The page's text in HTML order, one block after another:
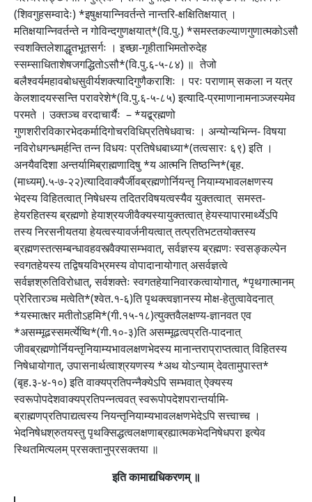
(शिवगुहसम्वादेः) *इषुक्षयान्निवर्तन्ते नान्तरि-क्षक्षितिक्षयात् ।
मतिक्षयान्निवर्तन्ते न गोविन्दगुणक्षयात्*(वि.पु.) *समस्तकल्याणगुणात्मकोऽसौ
स्वशक्तिलेशाद्धृतभूतसर्गः । इच्छा-गृहीताभिमतोरुदेह
स्सम्साधिताशेषजगद्धितोऽसौ*(वि.पु.६-५-८४) ॥ तेजो
बलैश्वर्यमहावबोधसुवीर्यशक्त्यादिगुणैकराशिः । परः पराणाम् सकला न यत्र
केलशादयस्सन्ति परावरेशे*(वि.पु.६-५-८५) इत्यादि-प्रमाणानामनाञ्जस्यमेव
परमते । उक्तञ्च वरदाचार्यैः – *यद्ब्रह्मणो
गुणशरीरविकारभेदकर्मादिगोचरविधिप्रतिषेधवाचः । अन्योन्यभिन्न- विषया
नविरोधगन्धमर्हन्ति तन्न विधयः प्रतिषेधबाध्या*(तत्वसारः ६९) इति ।
अनयैवदिशा अन्तर्यामिब्राह्मणादिषु *य आत्मनि तिष्ठन्नि*(बृह.
(माध्यम्).५-७-२२)त्यादिवाक्यैर्जीवब्रह्मणोर्नियन्तृ नियाम्यभावलक्षणस्य
भेदस्य विहितत्वात् निषेधस्य तदितरविषयत्वस्यैव युक्तत्वात् समस्त-
हेयरहितस्य ब्रह्मणो हेयाश्रयजीवैक्यस्यायुक्तत्वात् हेयस्यापारमार्थ्येऽपि
तस्य निरसनीयतया हेयत्वस्यावर्जनीयत्वात् तत्प्रतिभटतयोक्तस्य
ब्रह्मणस्तत्सम्बन्धावहवस्त्वैक्यासम्भवात्, सर्वज्ञस्य ब्रह्मणः स्वसङ्कल्पेन
स्वगतहेयस्य तद्विषयविभ्रमस्य वोपादानायोगात् असर्वज्ञत्वे
सर्वज्ञश्रुतिविरोधात्, सर्वशक्तेः स्वगतहेयानिवारकत्वायोगात्, *पृथगात्मानम्
प्रेरितारञ्च मत्वेति*(श्वेत.१-६)ति पृथक्त्वज्ञानस्य मोक्ष-हेतुत्वावेदनात्
*यस्मात्क्षर मतीतोऽहमि*(गी.१५-१८)त्युक्तवैलक्षण्य-ज्ञानवत एव
*असम्मूढस्समर्त्येष्वि*(गी.१०-३)ति असम्मूढत्वप्रति-पादनात्
जीवब्रह्मणोर्नियन्तृनियाम्यभावलक्षणभेदस्य मानान्तराप्राप्तत्वात् विहितस्य
निषेधायोगात्, उपासनार्थत्वाश्रयणस्य *अथ योऽन्याम् देवतामुपास्त*
(बृह.३-४-१०) इति वाक्यप्रतिपन्नैक्येऽपि सम्भवात् ऐक्यस्य
स्वरूपोपदेशवाक्यप्रतिपन्नत्ववत् स्वरूपोपदेशपरान्तर्यामि-
ब्राह्मणप्रतिपाद्यत्वस्य नियन्तृनियाम्यभावलक्षणभेदेऽपि सत्त्वाच्च ।
भेदनिषेधश्रुतयस्तु पृथक्सिद्धत्वलक्षणाब्रह्यात्मकभेदनिषेधपरा इत्येव
स्थितमित्यलम् प्रसक्तानुप्रसक्तया ॥
इति कामाद्यधिकरणम् ॥